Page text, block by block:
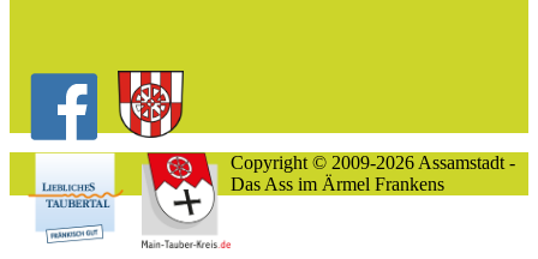
Copyright © 2009-2026 Assamstadt -
Das Ass im Ärmel Frankens